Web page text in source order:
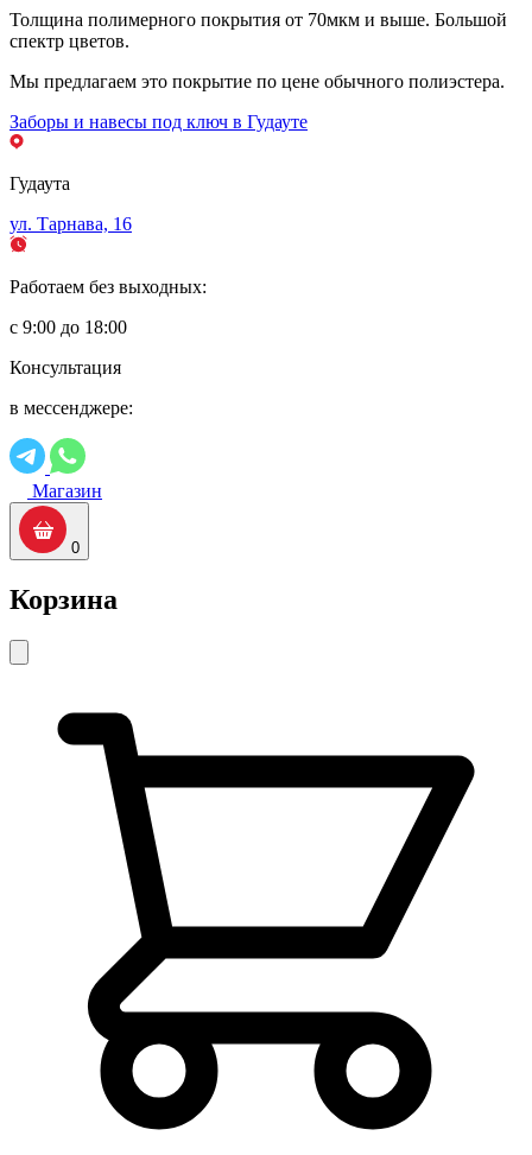
Толщина полимерного покрытия от 70мкм и выше. Большой
спектр цветов.
Мы предлагаем это покрытие по цене обычного полиэстера.
Заборы и навесы под ключ в Гудауте
Гудаута
ул. Тарнава, 16
Работаем без выходных:
с 9:00 до 18:00
Консультация
в мессенджере:
Магазин
0
Корзина